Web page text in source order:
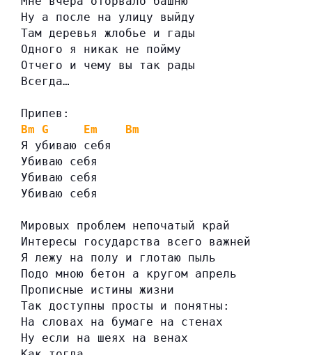
Ну а после на улицу выйду
Там деревья жлобье и гады
Одного я никак не пойму
Отчего и чему вы так рады
Всегда…
Припев:
Bm
G Em
Bm
Я убиваю себя
Убиваю себя
Убиваю себя
Убиваю себя
Мировых проблем непочатый край
Интересы государства всего важней
Я лежу на полу и глотаю пыль
Подо мною бетон а кругом апрель
Прописные истины жизни
Так доступны просты и понятны:
На словах на бумаге на стенах
Ну если на шеях на венах